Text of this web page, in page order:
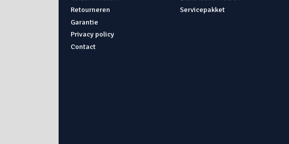
Retourneren
Garantie
Privacy policy
Contact
Servicepakket